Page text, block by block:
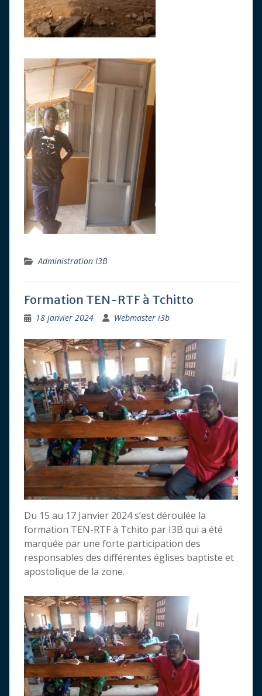
Administration I3B
Formation TEN-RTF à Tchitto
18 janvier 2024 Webmaster i3b
Du 15 au 17 Janvier 2024 s’est déroulée la
formation TEN-RTF à Tchito par I3B qui a été
marquée par une forte participation des
responsables des différentes églises baptiste et
apostolique de la zone.